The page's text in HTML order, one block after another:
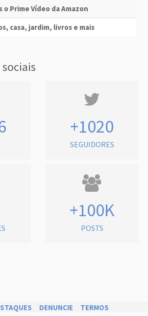
o Prime Vídeo da Amazon
casa, jardim, livros e mais
sociais
+1020
SEGUIDORES
+100K
POSTS
DENUNCIE TERMOS